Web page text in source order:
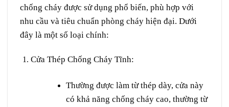
chống cháy được sử dụng phổ biến, phù hợp với
nhu cầu và tiêu chuẩn phòng cháy hiện đại. Dưới
đây là một số loại chính:
Cửa Thép Chống Cháy Tĩnh:
Thường được làm từ thép dày, cửa này
có khả năng chống cháy cao, thường từ